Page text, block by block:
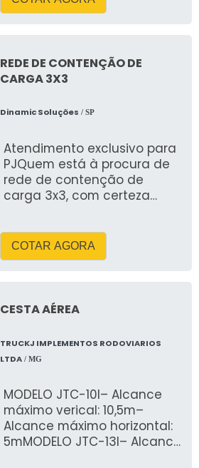
REDE DE CONTENÇÃO DE
CARGA 3X3
Dinamic Soluções / SP
Atendimento exclusivo para
PJQuem está à procura de
rede de contenção de
carga 3x3, com certeza
COTAR AGORA
CESTA AÉREA
TRUCKJ IMPLEMENTOS RODOVIARIOS
LTDA/ MG
MODELO JTC-10I– Alcance
máximo verical: 10,5m–
Alcance máximo horizontal:
5mMODELO JTC-13I– Alcance